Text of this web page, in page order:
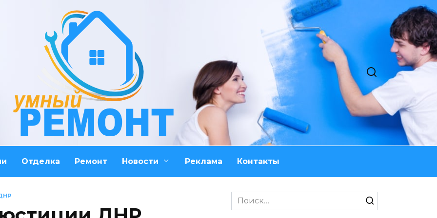
Отделка Ремонт Новости Реклама Контакты
Search
for: